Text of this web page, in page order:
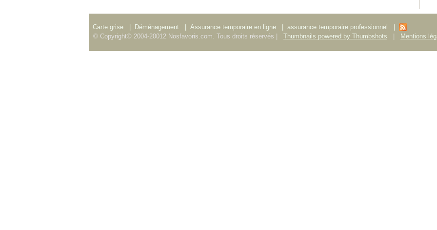
Carte grise Déménagement Assurance temporaire en ligne assurance temporaire professionnel
© Copyright© 2004-20012 Nosfavoris.com. Tous droits réservés |
Thumbnails powered by Thumbshots Mentions